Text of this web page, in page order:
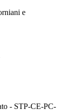
e
- STP-CE-PC-